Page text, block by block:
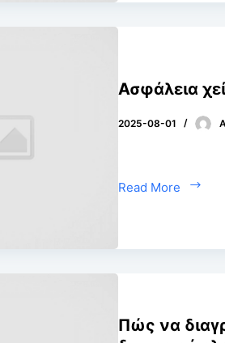
Ασφάλεια
2025-08-01
Read More
Πώς να